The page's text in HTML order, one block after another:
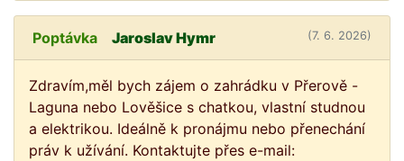
Poptávka Jaroslav Hymr (7. 6. 2026)
Zdravím,měl bych zájem o zahrádku v Přerově -
Laguna nebo Lověšice s chatkou, vlastní studnou
a elektrikou. Ideálně k pronájmu nebo přenechání
práv k užívání. Kontaktujte přes e-mail: